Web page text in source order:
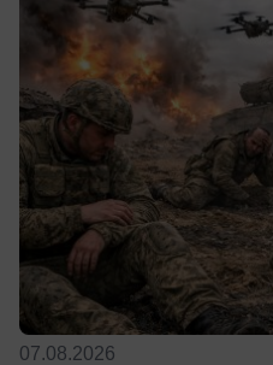
07.08.2026